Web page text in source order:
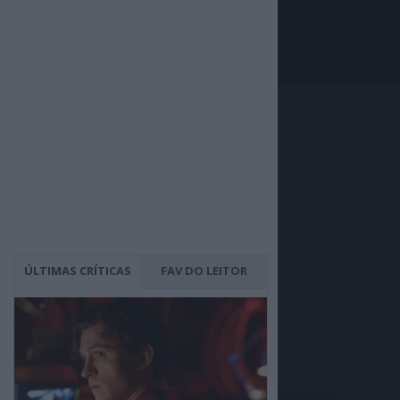
ÚLTIMAS CRÍTICAS FAV DO LEITOR